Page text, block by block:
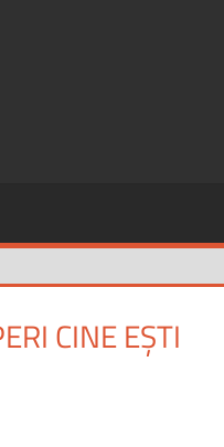
CINE EȘTI